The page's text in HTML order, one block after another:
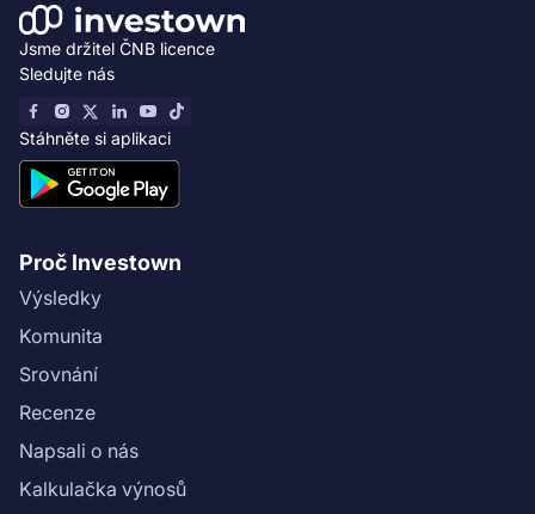
Jsme držitel ČNB licence
Sledujte nás
Stáhněte si aplikaci
Proč Investown
Výsledky
Komunita
Srovnání
Recenze
Napsali o nás
Kalkulačka výnosů